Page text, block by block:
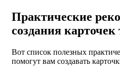
Практические
создания карточек
Вот список полезных
помогут вам создавать